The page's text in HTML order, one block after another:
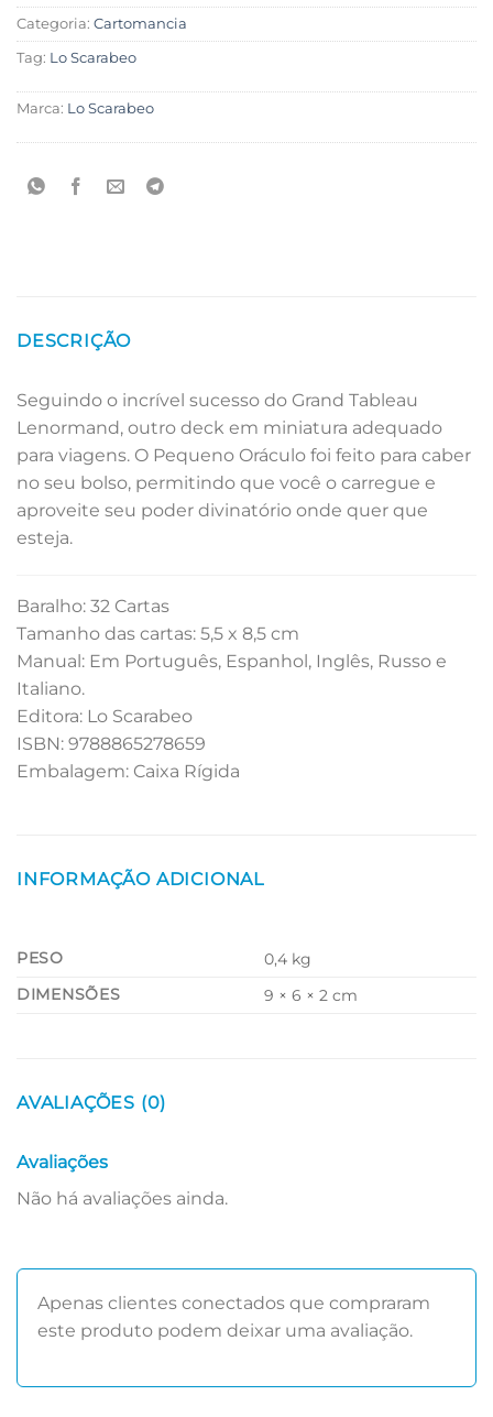
Categoria: Cartomancia
Tag: Lo Scarabeo
Marca: Lo Scarabeo
DESCRIÇÃO
Seguindo o incrível sucesso do Grand Tableau
Lenormand, outro deck em miniatura adequado
para viagens. O Pequeno Oráculo foi feito para caber
no seu bolso, permitindo que você o carregue e
aproveite seu poder divinatório onde quer que
esteja.
Baralho: 32 Cartas
Tamanho das cartas: 5,5 x 8,5 cm
Manual: Em Português, Espanhol, Inglês, Russo e
Italiano.
Editora: Lo Scarabeo
ISBN: 9788865278659
Embalagem: Caixa Rígida
INFORMAÇÃO ADICIONAL
PESO
0,4 kg
DIMENSÕES
9 × 6 × 2 cm
AVALIAÇÕES (0)
Avaliações
Não há avaliações ainda.
Apenas clientes conectados que compraram
este produto podem deixar uma avaliação.